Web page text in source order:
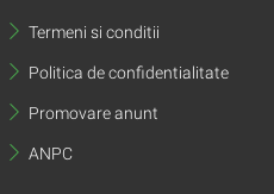
Termeni si conditii
Politica de confidentialitate
Promovare anunt
ANPC